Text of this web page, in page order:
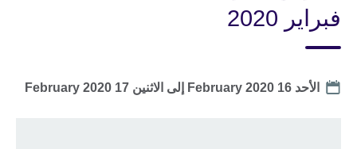
فبراير 2020
Date
الأحد 16 February 2020 إلى الاثنين 17 February 2020